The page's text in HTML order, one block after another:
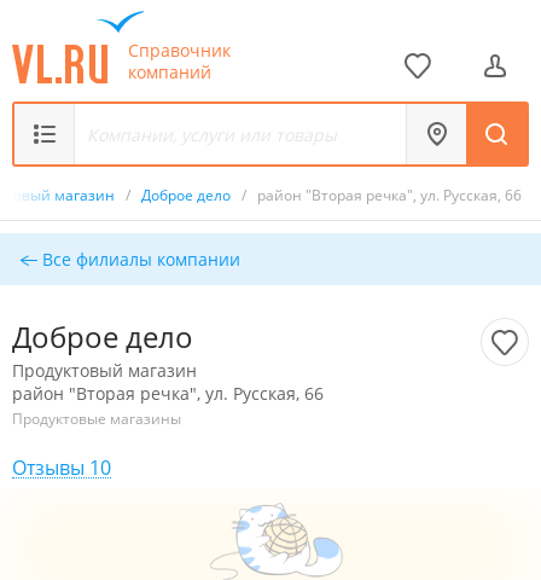
Справочник
компаний
магазин / Доброе дело / район "Вторая речка", ул. Русская, 66
Все филиалы компании
Доброе дело
Продуктовый магазин
район "Вторая речка", ул. Русская, 66
Продуктовые магазины
Отзывы 10